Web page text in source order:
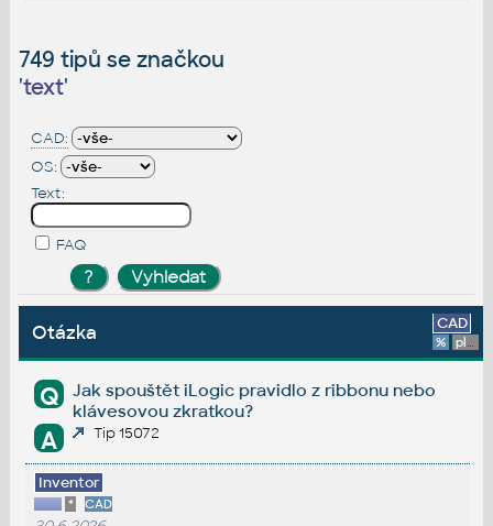
749 tipů se značkou
'text'
CAD:
OS:
Text:
FAQ
Otázka CAD
% platforma
Q
Jak spouštět iLogic pravidlo z ribbonu nebo
klávesovou zkratkou?
A Tip 15072
Inventor
* CAD